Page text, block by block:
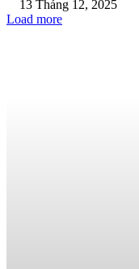
13 Tháng 12, 2025
Load more